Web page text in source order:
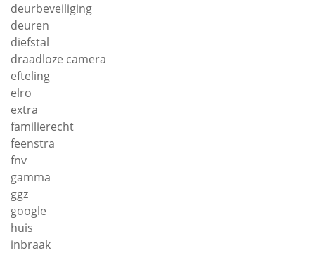
deurbeveiliging
deuren
diefstal
draadloze camera
efteling
elro
extra
familierecht
feenstra
fnv
gamma
ggz
google
huis
inbraak